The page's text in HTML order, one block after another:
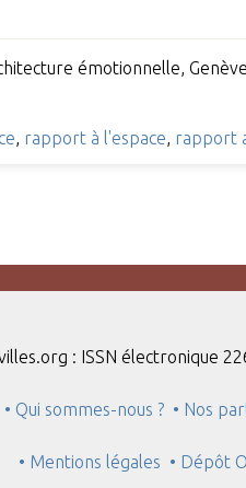
émotionnelle,
, rapport à l'espace, rapport
: ISSN électronique
• Qui sommes-nous ? • Nos
• Mentions légales • Dépôt